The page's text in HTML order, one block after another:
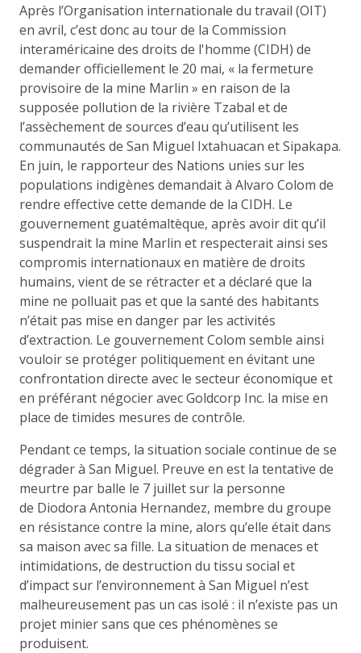
Après l’Organisation internationale du travail (OIT)
en avril, c’est donc au tour de la Commission
interaméricaine des droits de l'homme (CIDH) de
demander officiellement le 20 mai, « la fermeture
provisoire de la mine Marlin » en raison de la
supposée pollution de la rivière Tzabal et de
l’assèchement de sources d’eau qu’utilisent les
communautés de San Miguel Ixtahuacan et Sipakapa.
En juin, le rapporteur des Nations unies sur les
populations indigènes demandait à Alvaro Colom de
rendre effective cette demande de la CIDH. Le
gouvernement guatémaltèque, après avoir dit qu’il
suspendrait la mine Marlin et respecterait ainsi ses
compromis internationaux en matière de droits
humains, vient de se rétracter et a déclaré que la
mine ne polluait pas et que la santé des habitants
n’était pas mise en danger par les activités
d’extraction. Le gouvernement Colom semble ainsi
vouloir se protéger politiquement en évitant une
confrontation directe avec le secteur économique et
en préférant négocier avec Goldcorp Inc. la mise en
place de timides mesures de contrôle.
Pendant ce temps, la situation sociale continue de se
dégrader à San Miguel. Preuve en est la tentative de
meurtre par balle le 7 juillet sur la personne
de Diodora Antonia Hernandez, membre du groupe
en résistance contre la mine, alors qu’elle était dans
sa maison avec sa fille. La situation de menaces et
intimidations, de destruction du tissu social et
d’impact sur l’environnement à San Miguel n’est
malheureusement pas un cas isolé : il n’existe pas un
projet minier sans que ces phénomènes se
produisent.